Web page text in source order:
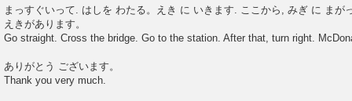
まっすぐいって. はしを わたる。えき に いきます. ここから, みぎ に まが
えきがあります。
Go straight. Cross the bridge. Go to the station. After that, turn right.
ありがとう ございます。
Thank you very much.